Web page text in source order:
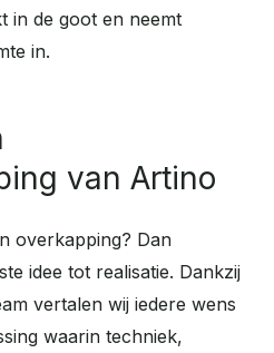
in de goot en neemt
in.
van Artino
overkapping? Dan
idee tot realisatie. Dankzij
vertalen wij iedere wens
waarin techniek,